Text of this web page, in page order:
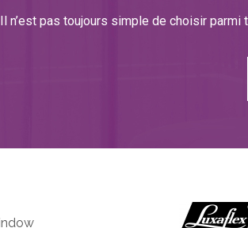
Il n’est pas toujours simple de choisir